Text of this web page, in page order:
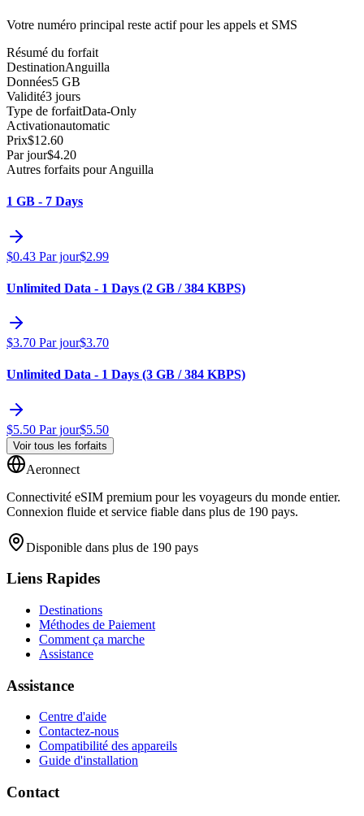
Votre numéro principal reste actif pour les appels et SMS
Résumé du forfait
DestinationAnguilla
Données5 GB
Validité3 jours
Type de forfaitData-Only
Activationautomatic
Prix$12.60
Par jour$4.20
Autres forfaits pour Anguilla
1 GB - 7 Days
$0.43 Par jour$2.99
Unlimited Data - 1 Days (2 GB / 384 KBPS)
$3.70 Par jour$3.70
Unlimited Data - 1 Days (3 GB / 384 KBPS)
$5.50 Par jour$5.50
Voir tous les forfaits
Aeronnect
Connectivité eSIM premium pour les voyageurs du monde entier.
Connexion fluide et service fiable dans plus de 190 pays.
Disponible dans plus de 190 pays
Liens Rapides
Destinations
Méthodes de Paiement
Comment ça marche
Assistance
Assistance
Centre d'aide
Contactez-nous
Compatibilité des appareils
Guide d'installation
Contact